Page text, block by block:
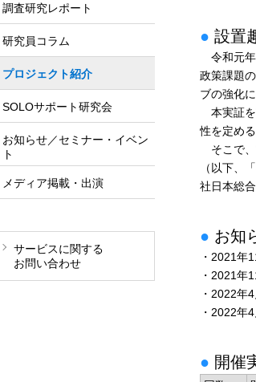
● 設置
令和元年
政策課題
ブの強化
本実証を
性を定め
そこで、
（以下、
社日本総
● お知
・2021年
・2021年
・2022年
・2022年
● 開催
調査研究レポート
研究員コラム
プロジェクト紹介
SOLOサポート研究会
お知らせ／セミナー・イベン
ト
メディア掲載・出演
サービスに関する
お問い合わせ